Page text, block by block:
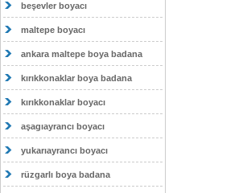
beşevler boyacı
maltepe boyacı
ankara maltepe boya badana
kırıkkonaklar boya badana
kırıkkonaklar boyacı
aşagıayrancı boyacı
yukarıayrancı boyacı
rüzgarlı boya badana